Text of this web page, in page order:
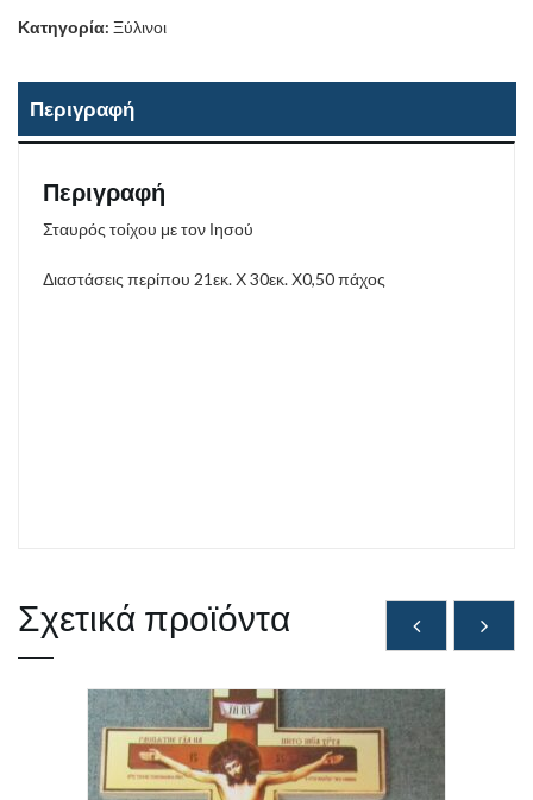
Κατηγορία: Ξύλινοι
Περιγραφή
Περιγραφή
Σταυρός τοίχου με τον Ιησού
Διαστάσεις περίπου 21εκ. Χ 30εκ. Χ0,50 πάχος
Σχετικά προϊόντα